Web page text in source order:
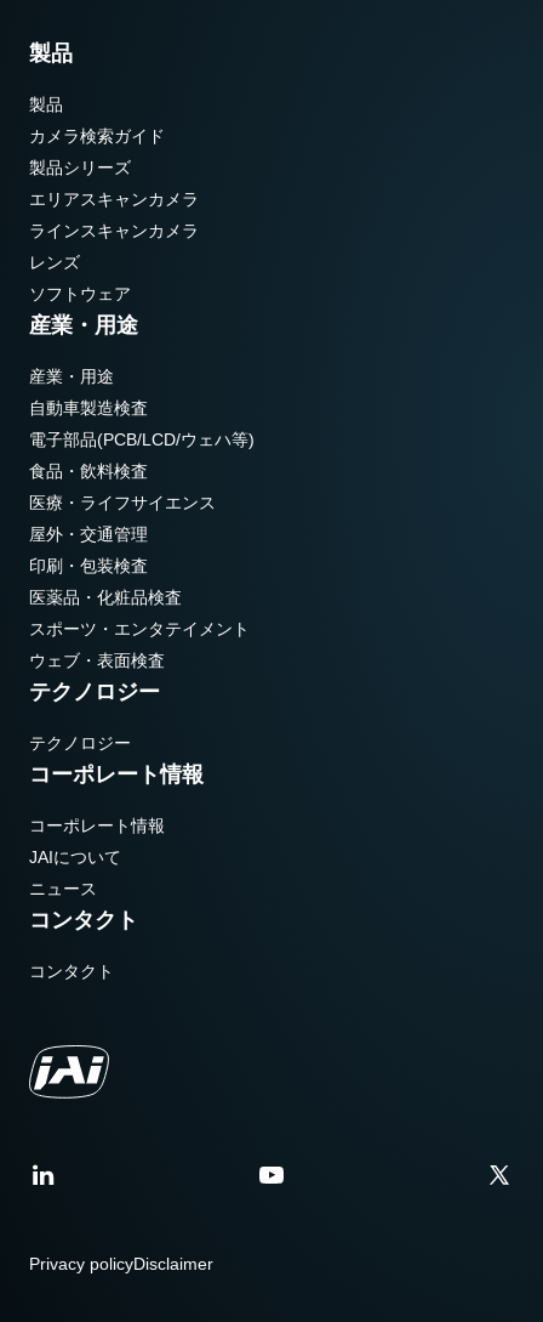
製品
製品
カメラ検索ガイド
製品シリーズ
エリアスキャンカメラ
ラインスキャンカメラ
レンズ
ソフトウェア
産業・用途
産業・用途
自動車製造検査
電子部品(PCB/LCD/ウェハ等)
食品・飲料検査
医療・ライフサイエンス
屋外・交通管理
印刷・包装検査
医薬品・化粧品検査
スポーツ・エンタテイメント
ウェブ・表面検査
テクノロジー
テクノロジー
コーポレート情報
コーポレート情報
JAIについて
ニュース
コンタクト
コンタクト
Privacy policyDisclaimer